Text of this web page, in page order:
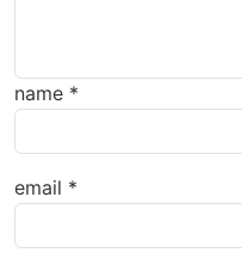
name *
email *